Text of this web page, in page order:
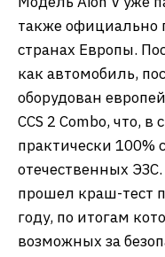
также официально
странах Европы.
как автомобиль,
оборудован
CCS 2 Combo, что,
практически 100%
отечественных
прошел краш-тест
году, по итогам
возможных за